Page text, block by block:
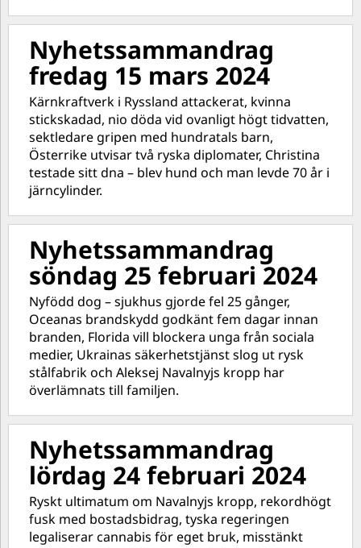
Nyhetssammandrag
fredag 15 mars 2024
Kärnkraftverk i Ryssland attackerat, kvinna
stickskadad, nio döda vid ovanligt högt tidvatten,
sektledare gripen med hundratals barn,
Österrike utvisar två ryska diplomater, Christina
testade sitt dna – blev hund och man levde 70 år i
järncylinder.
Nyhetssammandrag
söndag 25 februari 2024
Nyfödd dog – sjukhus gjorde fel 25 gånger,
Oceanas brandskydd godkänt fem dagar innan
branden, Florida vill blockera unga från sociala
medier, Ukrainas säkerhetstjänst slog ut rysk
stålfabrik och Aleksej Navalnyjs kropp har
överlämnats till familjen.
Nyhetssammandrag
lördag 24 februari 2024
Ryskt ultimatum om Navalnyjs kropp, rekordhögt
fusk med bostadsbidrag, tyska regeringen
legaliserar cannabis för eget bruk, misstänkt